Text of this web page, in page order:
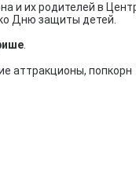
и их родителей в
Дню защиты детей.
.
аттракционы,